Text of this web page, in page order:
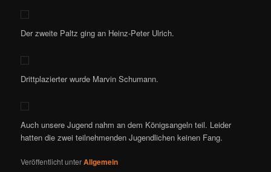
Der zweite Paltz ging an Heinz-Peter Ulrich.
Drittplazierter wurde Marvin Schumann.
Auch unsere Jugend nahm an dem Königsangeln teil. Leider
hatten die zwei teilnehmenden Jugendlichen keinen Fang.
Veröffentlicht unterAllgemein